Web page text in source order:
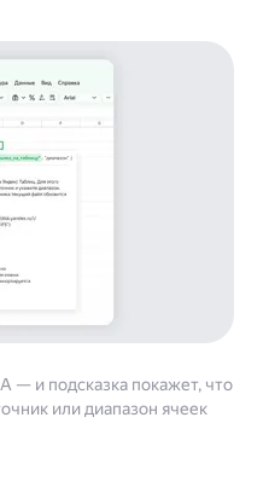
и подсказка покажет, что
или диапазон ячеек